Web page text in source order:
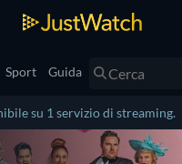
Sport Guida
su 1 servizio di streaming.